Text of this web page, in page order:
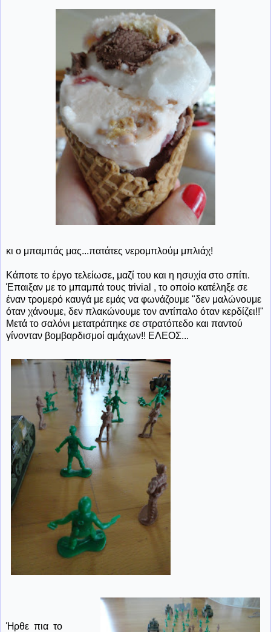
κι ο μπαμπάς μας...πατάτες νερομπλούμ μπλιάχ!
Κάποτε το έργο τελείωσε, μαζί του και η ησυχία στο σπίτι.
Έπαιξαν με το μπαμπά τους trivial , το οποίο κατέληξε σε
έναν τρομερό καυγά με εμάς να φωνάζουμε "δεν μαλώνουμε
όταν χάνουμε, δεν πλακώνουμε τον αντίπαλο όταν κερδίζει!!"
Μετά το σαλόνι μετατράπηκε σε στρατόπεδο και παντού
γίνονταν βομβαρδισμοί αμάχων!! ΕΛΕΟΣ...
Ήρθε πια το